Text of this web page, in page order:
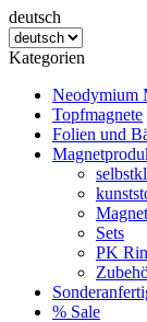
deutsch
Kategorien
Neodymium
Topfmagnete
Folien und
Sets
PK
% Sale